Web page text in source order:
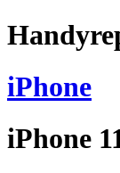
iPhone
iPhone